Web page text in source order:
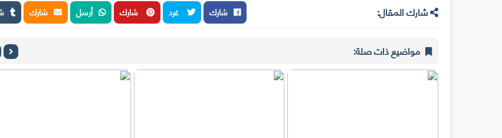
شارك المقال: شارك غرد شارك أرسل شارك
مواضيع ذات صلة: